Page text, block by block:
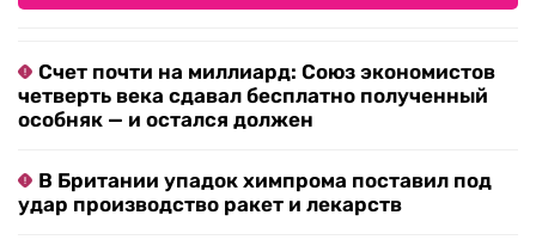
Счет почти на миллиард: Союз экономистов
четверть века сдавал бесплатно полученный
особняк — и остался должен
В Британии упадок химпрома поставил под
удар производство ракет и лекарств